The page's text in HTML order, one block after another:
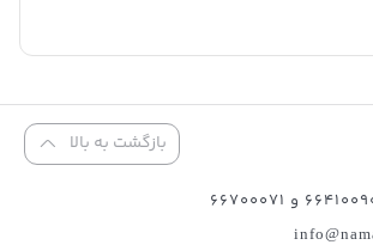
بازگشت به بالا